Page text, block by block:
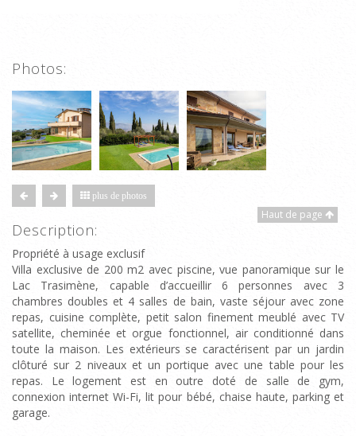
Photos:
plus de photos
Haut de page
Description:
Propriété à usage exclusif
Villa exclusive de 200 m2 avec piscine, vue panoramique sur le
Lac Trasimène, capable d’accueillir 6 personnes avec 3
chambres doubles et 4 salles de bain, vaste séjour avec zone
repas, cuisine complète, petit salon finement meublé avec TV
satellite, cheminée et orgue fonctionnel, air conditionné dans
toute la maison. Les extérieurs se caractérisent par un jardin
clôturé sur 2 niveaux et un portique avec une table pour les
repas. Le logement est en outre doté de salle de gym,
connexion internet Wi-Fi, lit pour bébé, chaise haute, parking et
garage.